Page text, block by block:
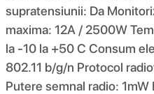
supratensiunii: Da
maxima: 12A / 2500W
la -10 la +50 C Consum
802.11 b/g/n Protocol
Putere semnal radio: